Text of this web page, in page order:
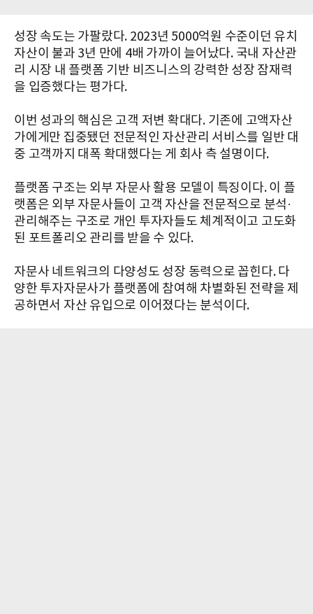
성장 속도는 가팔랐다. 2023년 5000억원 수준이던 유치
자산이 불과 3년 만에 4배 가까이 늘어났다. 국내 자산관
리 시장 내 플랫폼 기반 비즈니스의 강력한 성장 잠재력
을 입증했다는 평가다.
이번 성과의 핵심은 고객 저변 확대다. 기존에 고액자산
가에게만 집중됐던 전문적인 자산관리 서비스를 일반 대
중 고객까지 대폭 확대했다는 게 회사 측 설명이다.
플랫폼 구조는 외부 자문사 활용 모델이 특징이다. 이 플
랫폼은 외부 자문사들이 고객 자산을 전문적으로 분석·
관리해주는 구조로 개인 투자자들도 체계적이고 고도화
된 포트폴리오 관리를 받을 수 있다.
자문사 네트워크의 다양성도 성장 동력으로 꼽힌다. 다
양한 투자자문사가 플랫폼에 참여해 차별화된 전략을 제
공하면서 자산 유입으로 이어졌다는 분석이다.